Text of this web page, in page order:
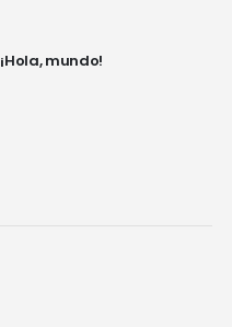
¡Hola, mundo!